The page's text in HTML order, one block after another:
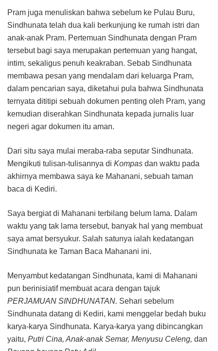
Pram juga menuliskan bahwa sebelum ke Pulau Buru,
Sindhunata telah dua kali berkunjung ke rumah istri dan
anak-anak Pram. Pertemuan Sindhunata dengan Pram
tersebut bagi saya merupakan pertemuan yang hangat,
intim, sekaligus penuh keakraban. Sebab Sindhunata
membawa pesan yang mendalam dari keluarga Pram,
dalam pencarian saya, diketahui pula bahwa Sindhunata
ternyata dititipi sebuah dokumen penting oleh Pram, yang
kemudian diserahkan Sindhunata kepada jurnalis luar
negeri agar dokumen itu aman.
Dari situ saya mulai meraba-raba seputar Sindhunata.
Mengikuti tulisan-tulisannya di Kompas dan waktu pada
akhirnya membawa saya ke Mahanani, sebuah taman
baca di Kediri.
Saya bergiat di Mahanani terbilang belum lama. Dalam
waktu yang tak lama tersebut, banyak hal yang membuat
saya amat bersyukur. Salah satunya ialah kedatangan
Sindhunata ke Taman Baca Mahanani ini.
Menyambut kedatangan Sindhunata, kami di Mahanani
pun berinisiatif membuat acara dengan tajuk
PERJAMUAN SINDHUNATAN. Sehari sebelum
Sindhunata datang di Kediri, kami menggelar bedah buku
karya-karya Sindhunata. Karya-karya yang dibincangkan
yaitu, Putri Cina, Anak-anak Semar, Menyusu Celeng, dan